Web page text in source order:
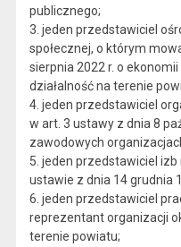
publicznego;
3. jeden przedstawiciel
społecznej, o którym
sierpnia 2022 r. o
działalność na terenie
4. jeden przedstawiciel
w art. 3 ustawy z dnia 8
zawodowych
5. jeden przedstawiciel
ustawie z dnia 14 grudnia
6. jeden przedstawiciel
reprezentant organizacji
terenie powiatu;